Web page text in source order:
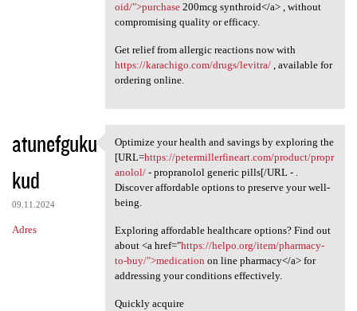
oid/">purchase200mcg synthroid</a> , without
compromising quality or efficacy.
Get relief from allergic reactions now with
https://karachigo.com/drugs/levitra/, available for
ordering online.
atunefguku
kud
09.11.2024
Adres
Optimize your health and
Optimize your health and savings by exploring the
[URL=https://petermillerfineart.com/product/propr
anolol/- propranolol generic pills[/URL - .
Discover affordable options to preserve your well-
being.
Exploring affordable healthcare options? Find out
about <a href="https://helpo.org/item/pharmacy-
to-buy/">medication on line pharmacy</a> for
addressing your conditions effectively.
Quickly acquire